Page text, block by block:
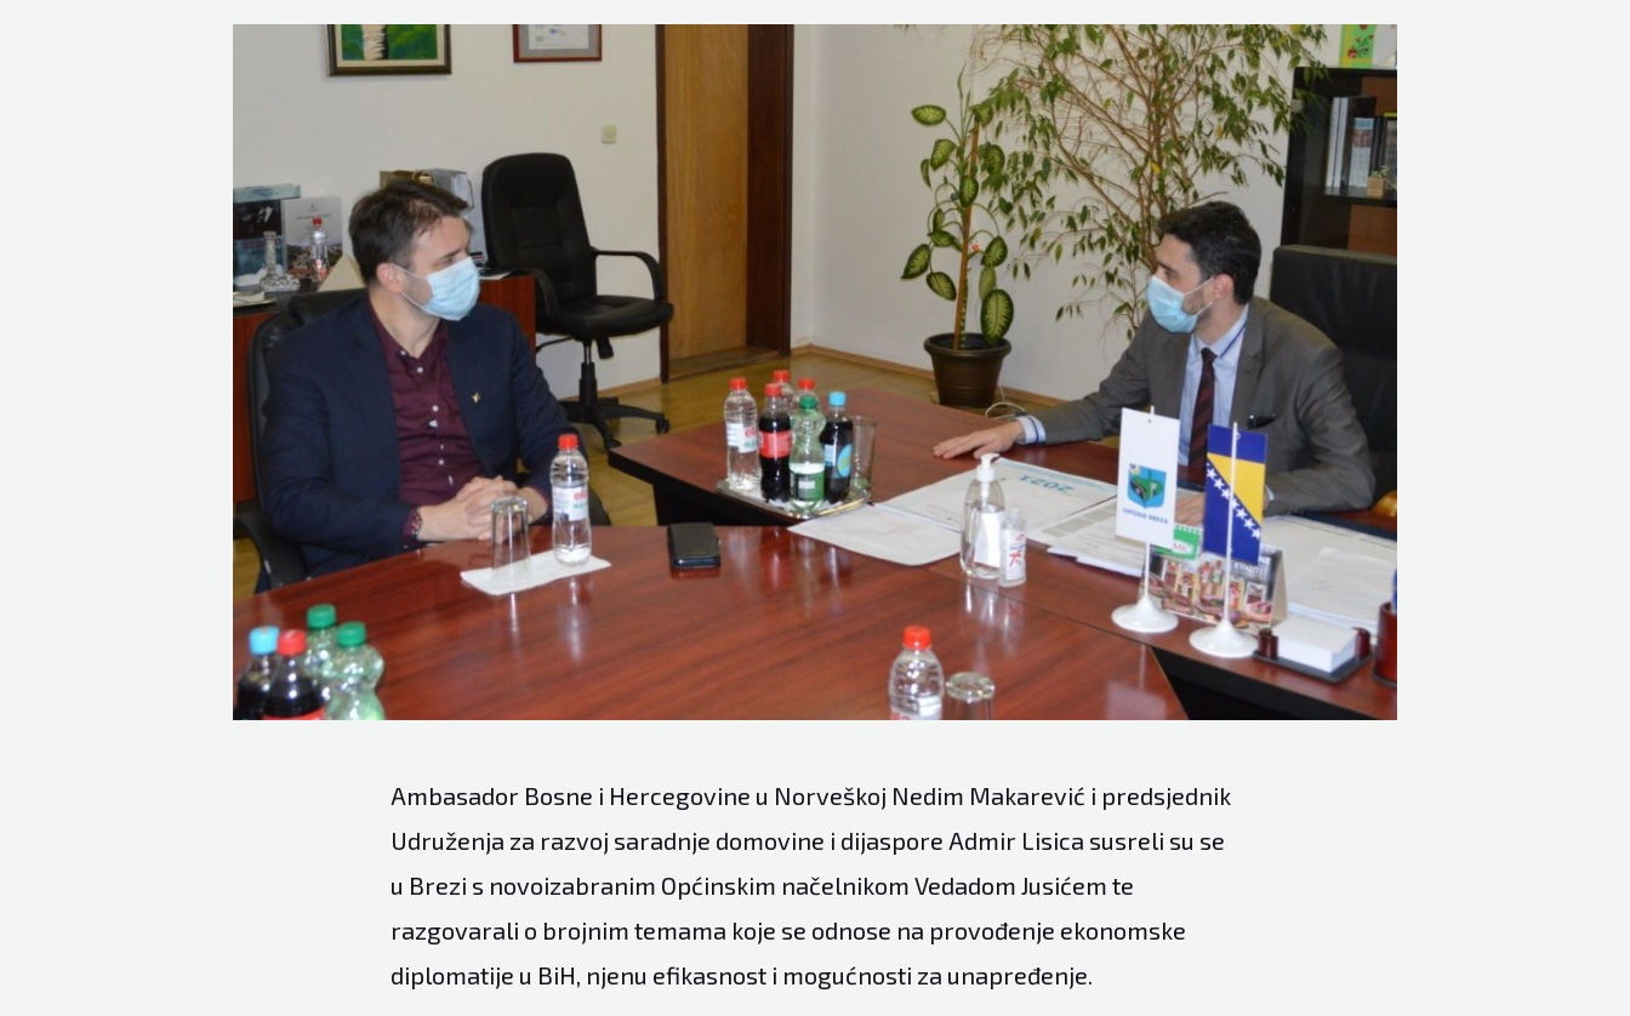
Ambasador Bosne i Hercegovine u Norveškoj Nedim Makarević i predsjednik
Udruženja za razvoj saradnje domovine i dijaspore Admir Lisica susreli su se
u Brezi s novoizabranim Općinskim načelnikom Vedadom Jusićem te
razgovarali o brojnim temama koje se odnose na provođenje ekonomske
diplomatije u BiH, njenu efikasnost i mogućnosti za unapređenje.